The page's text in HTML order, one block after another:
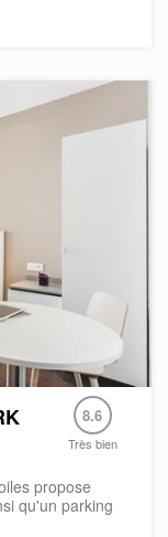
8.6
Très bien
propose
qu'un parking